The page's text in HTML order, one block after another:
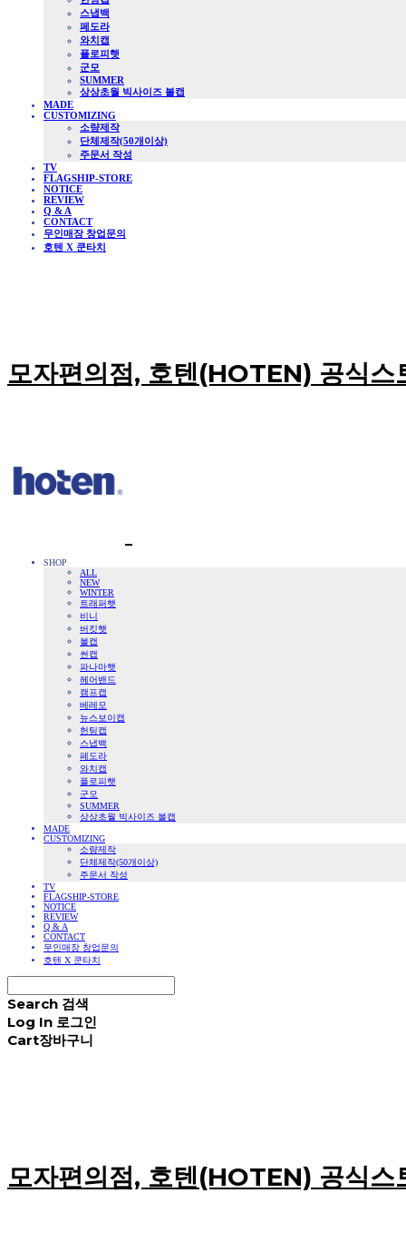
스냅백
페도라
와치캡
플로피햇
군모
SUMMER
상상초월 빅사이즈 볼캡
MADE
CUSTOMIZING
소량제작
단체제작(50개이상)
주문서 작성
TV
FLAGSHIP-STORE
NOTICE
REVIEW
Q & A
CONTACT
무인매장 창업문의
호텐 X 쿤타치
모자편의점, 호텐(HOTEN) 공식스
SHOP
ALL
NEW
WINTER
트래퍼햇
비니
버킷햇
볼캡
썬캡
파나마햇
헤어밴드
캠프캡
베레모
뉴스보이캡
헌팅캡
스냅백
페도라
와치캡
플로피햇
군모
SUMMER
상상초월 빅사이즈 볼캡
MADE
CUSTOMIZING
소량제작
단체제작(50개이상)
주문서 작성
TV
FLAGSHIP-STORE
NOTICE
REVIEW
Q & A
CONTACT
무인매장 창업문의
호텐 X 쿤타치
Search 검색
Log In 로그인
Cart장바구니
모자편의점, 호텐(HOTEN) 공식스